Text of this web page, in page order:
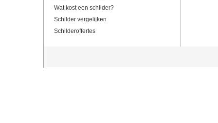
Wat kost een schilder?
Schilder vergelijken
Schilderoffertes